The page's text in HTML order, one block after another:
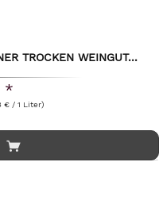
TROCKEN WEINGUT...
*
€ / 1 Liter)